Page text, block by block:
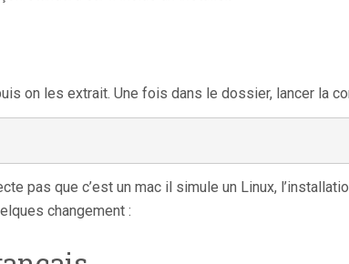
on les extrait. Une fois dans le dossier, lancer la
pas que c’est un mac il simule un Linux,
changement :